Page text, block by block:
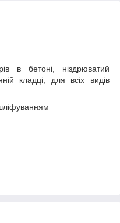
в бетоні, ніздрюватий
кладці, для всіх видів